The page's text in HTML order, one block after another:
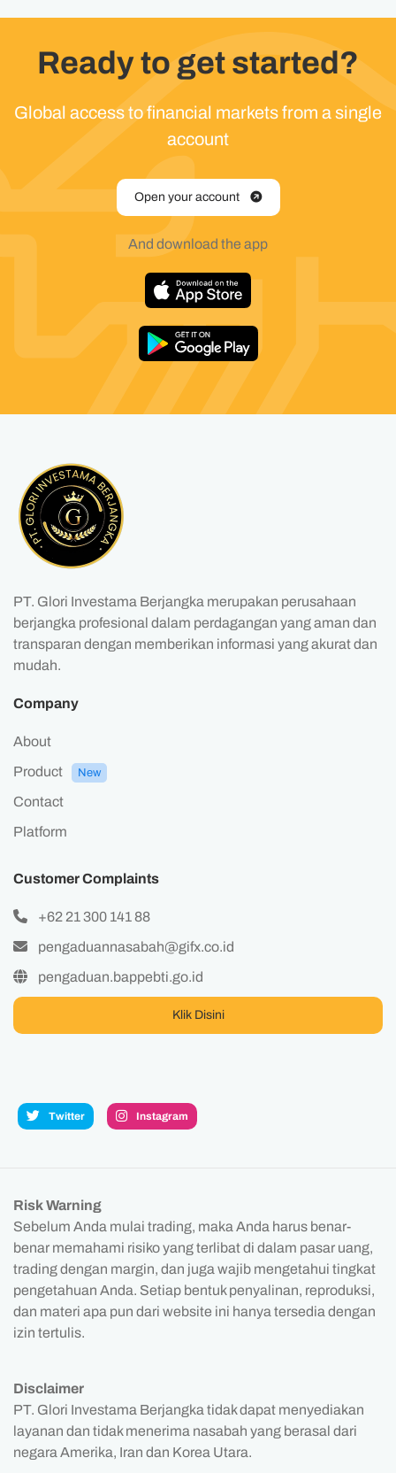
Ready to get started?
Global access to financial markets from a single
account
Open your account
And download the app
PT. Glori Investama Berjangka merupakan perusahaan
berjangka profesional dalam perdagangan yang aman dan
transparan dengan memberikan informasi yang akurat dan
mudah.
Company
About
Product
New
Contact
Platform
Customer Complaints
+62 21 300 141 88
pengaduannasabah@gifx.co.id
pengaduan.bappebti.go.id
Klik Disini
Twitter Instagram
Risk Warning
Sebelum Anda mulai trading, maka Anda harus benar-
benar memahami risiko yang terlibat di dalam pasar uang,
trading dengan margin, dan juga wajib mengetahui tingkat
pengetahuan Anda. Setiap bentuk penyalinan, reproduksi,
dan materi apa pun dari website ini hanya tersedia dengan
izin tertulis.
Disclaimer
PT. Glori Investama Berjangka tidak dapat menyediakan
layanan dan tidak menerima nasabah yang berasal dari
negara Amerika, Iran dan Korea Utara.